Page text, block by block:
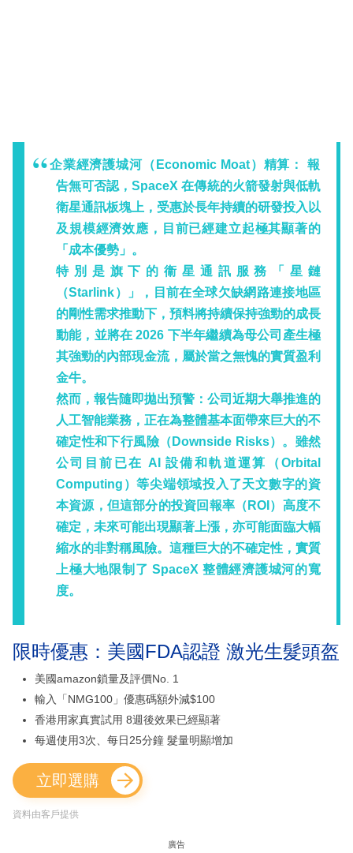
企業經濟護城河（Economic Moat）精算：
報
告無可否認，SpaceX 在傳統的火箭發射與低軌
衛星通訊板塊上，受惠於長年持續的研發投入以
及規模經濟效應，目前已經建立起極其顯著的
「成本優勢」。
特別是旗下的衞星通訊服務「星鏈
（Starlink）」，目前在全球欠缺網路連接地區
的剛性需求推動下，預料將持續保持強勁的成長
動能，並將在 2026 下半年繼續為母公司產生極
其強勁的內部現金流，屬於當之無愧的實質盈利
金牛。
然而，報告隨即拋出預警： 公司近期大舉推進的
人工智能業務，正在為整體基本面帶來巨大的不
確定性和下行風險（Downside Risks） 。雖然
公司目前已在 AI 設備和軌道運算（Orbital
Computing）等尖端領域投入了天文數字的資
本資源，但這部分的投資回報率（ROI）高度不
確定，未來可能出現顯著上漲，亦可能面臨大幅
縮水的非對稱風險。這種巨大的不確定性，實質
上極大地限制了 SpaceX 整體經濟護城河的寬
度。
限時優惠：美國FDA認證 激光生髮頭盔
美國amazon鎖量及評價No. 1
輸入「NMG100」優惠碼額外減$100
香港用家真實試用 8週後效果已經顯著
每週使用3次、每日25分鐘 髮量明顯增加
立即選購
資料由客戶提供
廣告